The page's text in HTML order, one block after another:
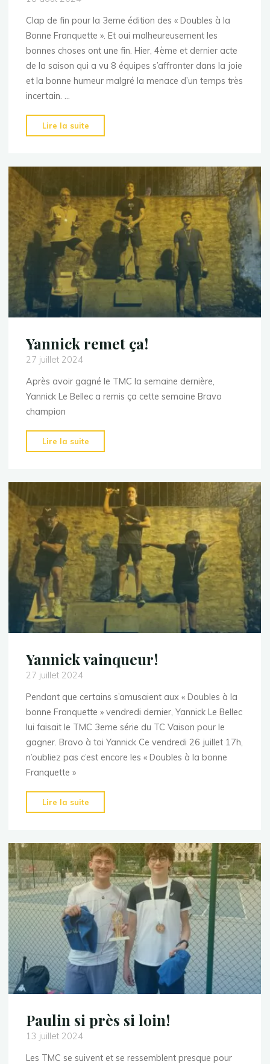
Clap de fin pour la 3eme édition des « Doubles à la
Bonne Franquette ». Et oui malheureusement les
bonnes choses ont une fin. Hier, 4ème et dernier acte
de la saison qui a vu 8 équipes s’affronter dans la joie
et la bonne humeur malgré la menace d’un temps très
incertain. …
Lire la suite
de
pour
« Doubles
la
Bonne
Franquette »"
Yannick remet ça!
27 juillet 2024
Après avoir gagné le TMC la semaine dernière,
Yannick Le Bellec a remis ça cette semaine Bravo
champion
Lire la suite
remet
Yannick vainqueur!
27 juillet 2024
Pendant que certains s’amusaient aux « Doubles à la
bonne Franquette » vendredi dernier, Yannick Le Bellec
lui faisait le TMC 3eme série du TC Vaison pour le
gagner. Bravo à toi Yannick Ce vendredi 26 juillet 17h,
n’oubliez pas c’est encore les « Doubles à la bonne
Franquette »
Lire la suite
vainqueur!"
Paulin si près si loin!
13 juillet 2024
Les TMC se suivent et se ressemblent presque pour